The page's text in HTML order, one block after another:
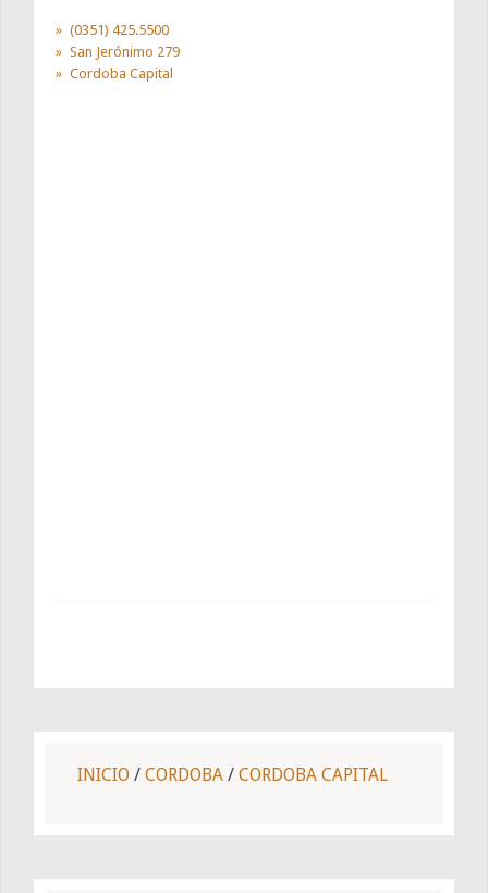
(0351) 425.5500
San Jerónimo 279
Cordoba Capital
INICIO / CORDOBA / CORDOBA CAPITAL